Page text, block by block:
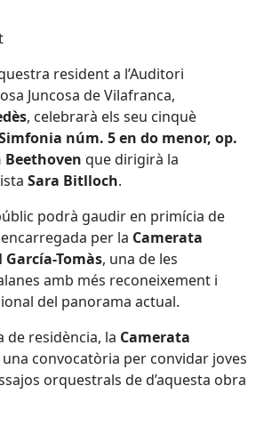
resident a l’Auditori
Juncosa de Vilafranca,
, celebrarà els seu cinquè
núm. 5 en do menor, op.
que dirigirà la
Sara Bitlloch.
podrà gaudir en primícia de
encarregada per la Camerata
García-Tomàs, una de les
amb més reconeixement i
del panorama actual.
de residència, la Camerata
convocatòria per convidar joves
orquestrals de d’aquesta obra